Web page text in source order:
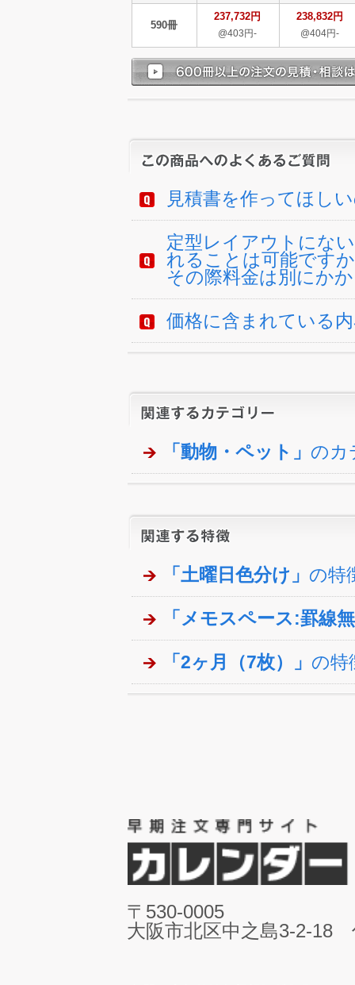
590冊
237,732円
@403円-
238,832円
@404円-
見積書を作ってほし
定型レイアウトにな
れることは可能です
その際料金は別にか
価格に含まれている
「動物・ペット」 のカ
「土曜日色分け」 の特
「メモスペース:罫線
「2ヶ月（7枚）」 の特
〒530-0005
大阪市北区中之島3-2-18